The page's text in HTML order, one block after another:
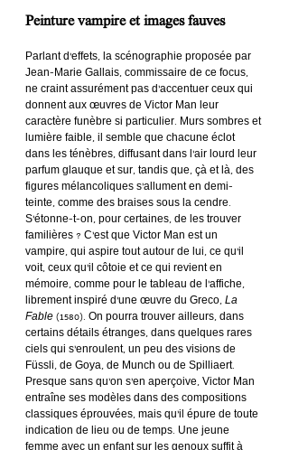
Peinture vampire et images fauves
Parlant d’effets, la scénographie proposée par
Jean-Marie Gallais, commissaire de ce focus,
ne craint assurément pas d’accentuer ceux qui
donnent aux œuvres de Victor Man leur
caractère funèbre si particulier. Murs sombres et
lumière faible, il semble que chacune éclot
dans les ténèbres, diffusant dans l’air lourd leur
parfum glauque et sur, tandis que, çà et là, des
figures mélancoliques s’allument en demi-
teinte, comme des braises sous la cendre.
S’étonne-t-on, pour certaines, de les trouver
familières ? C’est que Victor Man est un
vampire, qui aspire tout autour de lui, ce qu’il
voit, ceux qu’il côtoie et ce qui revient en
mémoire, comme pour le tableau de l’affiche,
librement inspiré d’une œuvre du Greco, La
Fable (1580). On pourra trouver ailleurs, dans
certains détails étranges, dans quelques rares
ciels qui s’enroulent, un peu des visions de
Füssli, de Goya, de Munch ou de Spilliaert.
Presque sans qu’on s’en aperçoive, Victor Man
entraîne ses modèles dans des compositions
classiques éprouvées, mais qu’il épure de toute
indication de lieu ou de temps. Une jeune